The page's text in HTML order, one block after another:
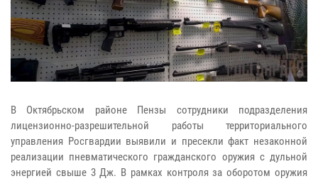
В Октябрьском районе Пензы сотрудники подразделения
лицензионно-разрешительной работы территориального
управления Росгвардии выявили и пресекли факт незаконной
реализации пневматического гражданского оружия с дульной
энергией свыше 3 Дж. В рамках контроля за оборотом оружия